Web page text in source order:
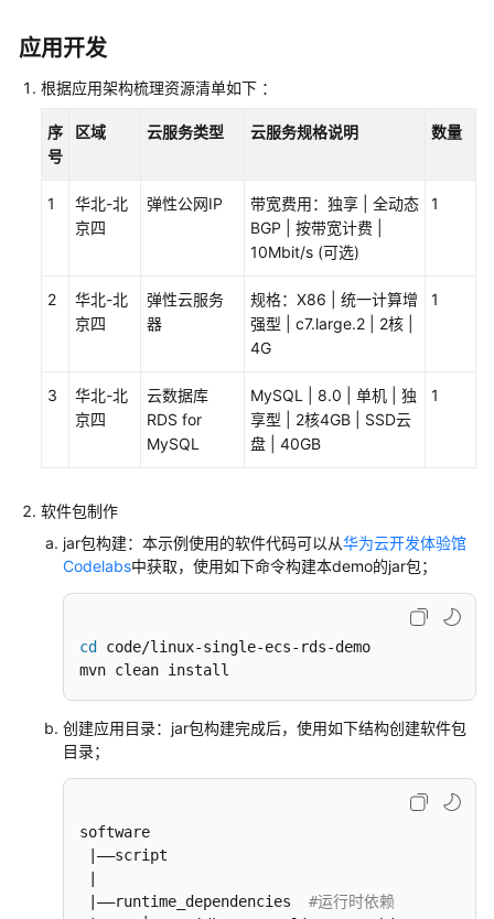
布
联
营
品
营
商
布
总
准
备
联
营
商
品
业
合
作
评
估
术
对
应用开发
根据应用架构梳理资源清单如下 ：
序
号
区域 云服务类型 云服务规格说明 数量
1
华北-北
京四
弹性公网IP
带宽费用：独享 | 全动态
BGP | 按带宽计费 |
10Mbit/s (可选)
1
2
华北-北
京四
弹性云服务
器
规格：X86 | 统一计算增
强型 | c7.large.2 | 2核 |
4G
1
3
华北-北
京四
云数据库
RDS for
MySQL
MySQL | 8.0 | 单机 | 独
享型 | 2核4GB | SSD云
盘 | 40GB
1
软件包制作
jar包构建：本示例使用的软件代码可以从华为云开发体验馆
Codelabs中获取，使用如下命令构建本demo的jar包；
cd
code/linux-single-ecs-rds-demo
mvn clean install
创建应用目录：jar包构建完成后，使用如下结构创建软件包
目录；
software
|——script
|——runtime_dependencies #运行时依赖